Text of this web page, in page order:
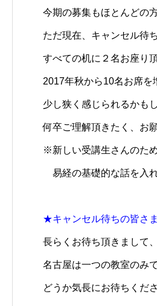
今期の募集もほとんどの
ただ現在、キャンセル待
すべての机に２名お座り
2017年秋から10名お席を
少し狭く感じられるかも
何卒ご理解頂きたく、お
※新しい受講生さんのため
易経の基礎的な話を入
★キャンセル待ちの皆さま
長らくお待ち頂きまして
名古屋は一つの教室のみ
どうか気長にお待ちくだ